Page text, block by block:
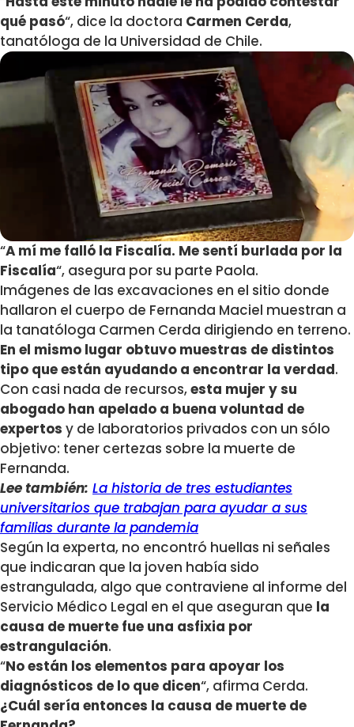
qué pasó“, dice la doctora Carmen Cerda,
tanatóloga de la Universidad de Chile.
“A mí me falló la Fiscalía. Me sentí burlada por la
Fiscalía“, asegura por su parte Paola.
Imágenes de las excavaciones en el sitio donde
hallaron el cuerpo de Fernanda Maciel muestran a
la tanatóloga Carmen Cerda dirigiendo en terreno.
En el mismo lugar obtuvo muestras de distintos
tipo que están ayudando a encontrar la verdad.
Con casi nada de recursos,esta mujer y su
abogado han apelado a buena voluntad de
expertos y de laboratorios privados con un sólo
objetivo: tener certezas sobre la muerte de
Fernanda.
Lee también: La historia de tres estudiantes
universitarios que trabajan para ayudar a sus
familias durante la pandemia
Según la experta, no encontró huellas ni señales
que indicaran que la joven había sido
estrangulada, algo que contraviene al informe del
Servicio Médico Legal en el que aseguran que la
causa de muerte fue una asfixia por
estrangulación.
“No están los elementos para apoyar los
diagnósticos de lo que dicen“, afirma Cerda.
¿Cuál sería entonces la causa de muerte de